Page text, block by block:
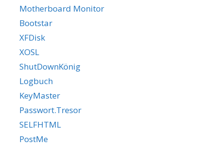
Motherboard Monitor
Bootstar
XFDisk
XOSL
ShutDownKönig
Logbuch
KeyMaster
Passwort.Tresor
SELFHTML
PostMe